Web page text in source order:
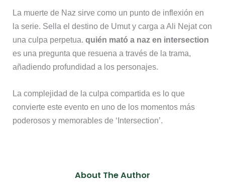
La muerte de Naz sirve como un punto de inflexión en
la serie. Sella el destino de Umut y carga a Ali Nejat con
una culpa perpetua.quién mató a naz en intersection
es una pregunta que resuena a través de la trama,
añadiendo profundidad a los personajes.
La complejidad de la culpa compartida es lo que
convierte este evento en uno de los momentos más
poderosos y memorables de ‘Intersection’.
About The Author